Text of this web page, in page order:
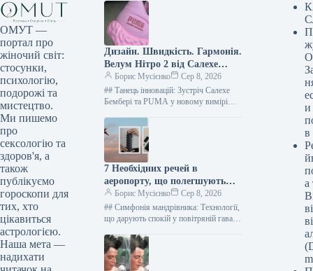
ОМУТ —
портал про
жіночий світ:
стосунки,
психологію,
подорожі та
мистецтво.
Ми пишемо
про
сексологію та
здоров'я, а
також
публікуємо
гороскопи для
тих, хто
цікавиться
астрологією.
Наша мета —
надихати
Дизайн. Швидкість. Гармонія.
Велум Нітро 2 від Салехе
Бембері.
Борис Мусієнко
Сер 8, 2026
## Танець інновацій: Зустріч Салехе
Бембері та PUMA у новому вимірі
світі, де перетинаються мистецтво,
дизайн…
7 Необхідних речей в
аеропорту, що полегшують
ранкові вильоти, швидкі
пересадки та очікування
Борис Мусієнко
Сер 8, 2026
## Симфонія мандрівника: Технології,
що дарують спокій у повітряній гавані
перетворюється на спокусливий
аперитив, а…
и
в
а